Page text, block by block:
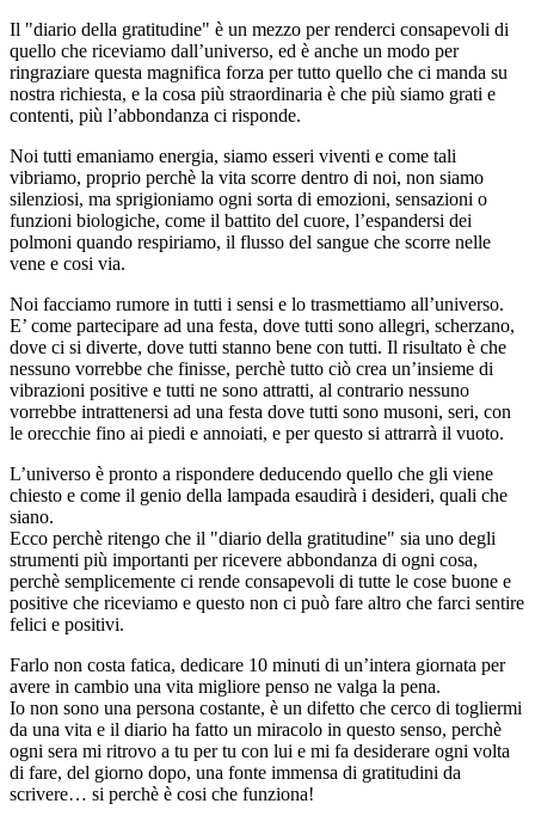
Il "diario della gratitudine" è un mezzo per renderci consapevoli di
quello che riceviamo dall’universo, ed è anche un modo per
ringraziare questa magnifica forza per tutto quello che ci manda su
nostra richiesta, e la cosa più straordinaria è che più siamo grati e
contenti, più l’abbondanza ci risponde.
Noi tutti emaniamo energia, siamo esseri viventi e come tali
vibriamo, proprio perchè la vita scorre dentro di noi, non siamo
silenziosi, ma sprigioniamo ogni sorta di emozioni, sensazioni o
funzioni biologiche, come il battito del cuore, l’espandersi dei
polmoni quando respiriamo, il flusso del sangue che scorre nelle
vene e cosi via.
Noi facciamo rumore in tutti i sensi e lo trasmettiamo all’universo.
E’ come partecipare ad una festa, dove tutti sono allegri, scherzano,
dove ci si diverte, dove tutti stanno bene con tutti. Il risultato è che
nessuno vorrebbe che finisse, perchè tutto ciò crea un’insieme di
vibrazioni positive e tutti ne sono attratti, al contrario nessuno
vorrebbe intrattenersi ad una festa dove tutti sono musoni, seri, con
le orecchie fino ai piedi e annoiati, e per questo si attrarrà il vuoto.
L’universo è pronto a rispondere deducendo quello che gli viene
chiesto e come il genio della lampada esaudirà i desideri, quali che
siano.
Ecco perchè ritengo che il "diario della gratitudine" sia uno degli
strumenti più importanti per ricevere abbondanza di ogni cosa,
perchè semplicemente ci rende consapevoli di tutte le cose buone e
positive che riceviamo e questo non ci può fare altro che farci sentire
felici e positivi.
Farlo non costa fatica, dedicare 10 minuti di un’intera giornata per
avere in cambio una vita migliore penso ne valga la pena.
Io non sono una persona costante, è un difetto che cerco di togliermi
da una vita e il diario ha fatto un miracolo in questo senso, perchè
ogni sera mi ritrovo a tu per tu con lui e mi fa desiderare ogni volta
di fare, del giorno dopo, una fonte immensa di gratitudini da
scrivere… si perchè è cosi che funziona!